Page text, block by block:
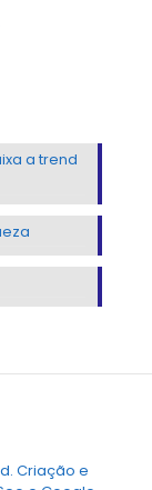
a trend
Criação e